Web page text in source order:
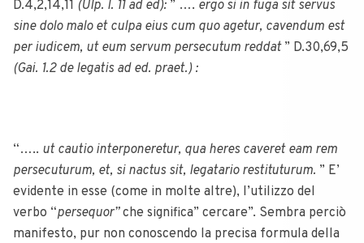
D.4,2,14,11 (Ulp. l. 11 ad ed): ” …. ergo si in fuga sit servus
sine dolo malo et culpa eius cum quo agetur, cavendum est
per iudicem, ut eum servum persecutum reddat ” D.30,69,5
(Gai. 1.2 de legatis ad ed. praet.) :
“….. ut cautio interponeretur, qua heres caveret eam rem
persecuturum, et, si nactus sit, legatario restituturum. ” E’
evidente in esse (come in molte altre), l’utilizzo del
verbo “persequor”che significa” cercare”. Sembra perciò
manifesto, pur non conoscendo la precisa formula della